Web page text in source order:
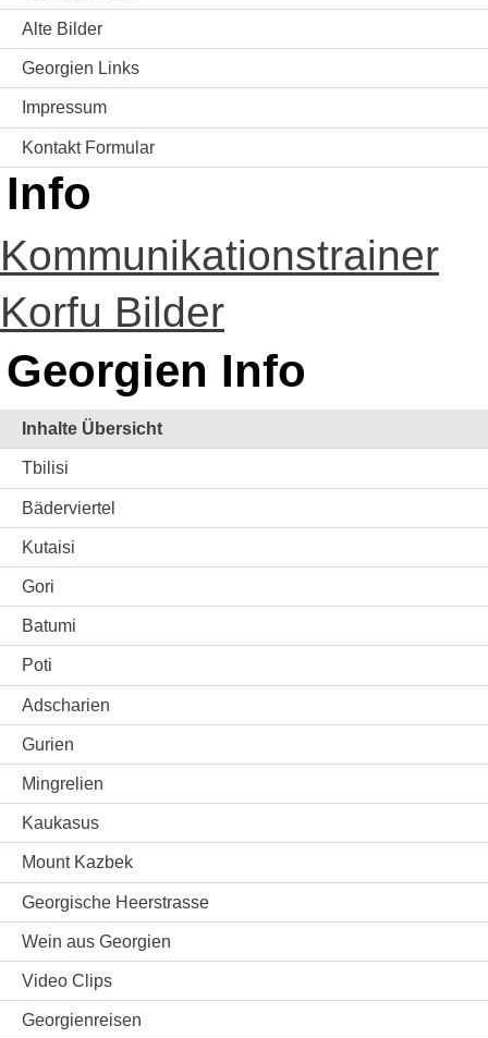
Alte Bilder
Georgien Links
Impressum
Kontakt Formular
Info
Kommunikationstrainer
Korfu Bilder
Georgien Info
Inhalte Übersicht
Tbilisi
Bäderviertel
Kutaisi
Gori
Batumi
Poti
Adscharien
Gurien
Mingrelien
Kaukasus
Mount Kazbek
Georgische Heerstrasse
Wein aus Georgien
Video Clips
Georgienreisen